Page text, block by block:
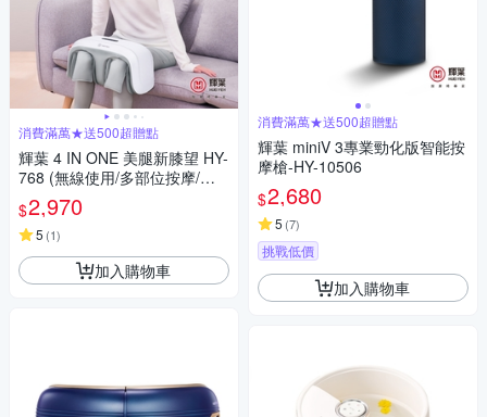
消費滿萬★送500超贈點
輝葉 4 IN ONE 美腿新膝望 HY-
768 (無線使用/多部位按摩/三
段力度三種按摩手法調節)
$2,970
5 (1)
加入購物車
消費滿萬★送500超贈點
輝葉 miniV 3專業勁化版智能按
摩槍-HY-10506
$2,680
5 (7)
挑戰低價
加入購物車